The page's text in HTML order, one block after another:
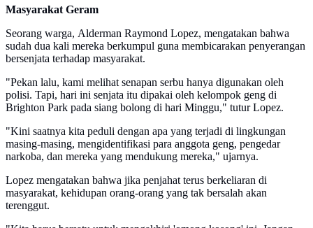
Masyarakat Geram
Seorang warga, Alderman Raymond Lopez, mengatakan bahwa
sudah dua kali mereka berkumpul guna membicarakan penyerangan
bersenjata terhadap masyarakat.
"Pekan lalu, kami melihat senapan serbu hanya digunakan oleh
polisi. Tapi, hari ini senjata itu dipakai oleh kelompok geng di
Brighton Park pada siang bolong di hari Minggu," tutur Lopez.
"Kini saatnya kita peduli dengan apa yang terjadi di lingkungan
masing-masing, mengidentifikasi para anggota geng, pengedar
narkoba, dan mereka yang mendukung mereka," ujarnya.
Lopez mengatakan bahwa jika penjahat terus berkeliaran di
masyarakat, kehidupan orang-orang yang tak bersalah akan
terenggut.